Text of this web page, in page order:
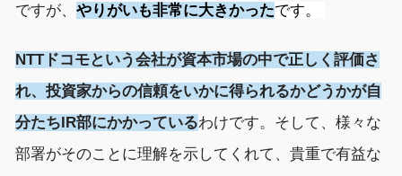
ですが、 やりがいも非常に大きかったです。
NTTドコモという会社が資本市場の中で正しく評価さ
れ、 投資家からの信頼をいかに得られるかどうかが自
分たち IR部にかかっているわけです。 そして 、 様々な
部署がそのことに理解を示して くれて 、 貴重で有益な